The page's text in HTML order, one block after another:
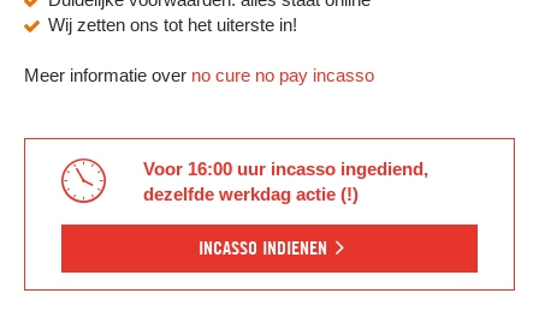
Wij zetten ons tot het uiterste in!
Meer informatie over no cure no pay incasso
Voor 16:00 uur incasso ingediend,
dezelfde werkdag actie (!)
INCASSO INDIENEN